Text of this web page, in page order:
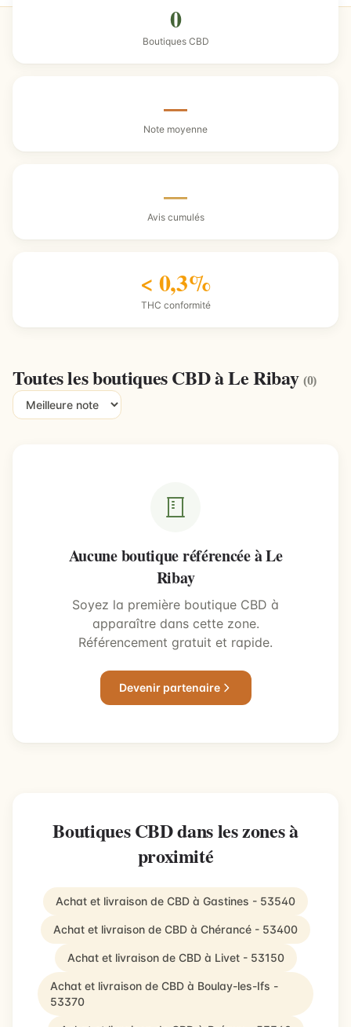
0
Boutiques CBD
—
Note moyenne
—
Avis cumulés
< 0,3%
THC conformité
Toutes les boutiques CBD à Le Ribay(0)
Aucune boutique référencée à Le
Ribay
Soyez la première boutique CBD à
apparaître dans cette zone.
Référencement gratuit et rapide.
Devenir partenaire
Boutiques CBD dans les zones à
proximité
Achat et livraison de CBD à Gastines - 53540
Achat et livraison de CBD à Chérancé - 53400
Achat et livraison de CBD à Livet - 53150
Achat et livraison de CBD à Boulay-les-Ifs -
53370